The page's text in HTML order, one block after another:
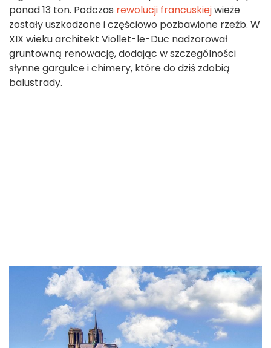
ponad 13 ton. Podczas rewolucji francuskiejwieże
zostały uszkodzone i częściowo pozbawione rzeźb. W
XIX wieku architekt Viollet-le-Duc nadzorował
gruntowną renowację, dodając w szczególności
słynne gargulce i chimery, które do dziś zdobią
balustrady.